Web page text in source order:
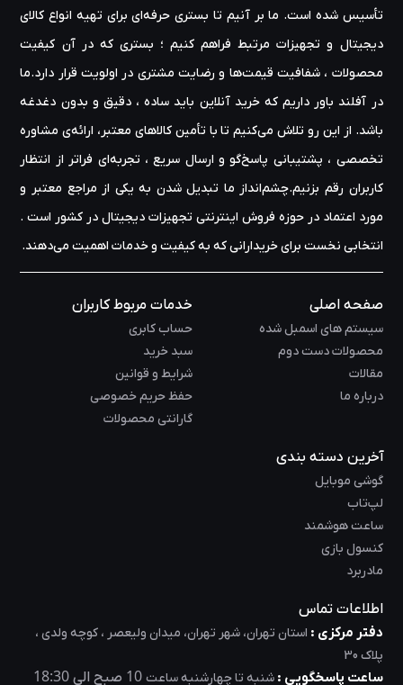
تأسیس شده است. ما بر آنیم تا بستری حرفه‌ای برای تهیه‌ انواع کالای
دیجیتال و تجهیزات مرتبط فراهم کنیم ؛ بستری که در آن کیفیت
محصولات ، شفافیت قیمت‌ها و رضایت مشتری در اولویت قرار دارد.ما
در آفلند باور داریم که خرید آنلاین باید ساده ، دقیق و بدون دغدغه
باشد. از این رو تلاش می‌کنیم تا با تأمین کالاهای معتبر، ارائه‌ی مشاوره‌
تخصصی ، پشتیبانی پاسخ‌گو و ارسال سریع ، تجربه‌ای فراتر از انتظار
کاربران رقم بزنیم.چشم‌انداز ما تبدیل شدن به یکی از مراجع معتبر و
مورد اعتماد در حوزه‌ فروش اینترنتی تجهیزات دیجیتال در کشور است .
انتخابی نخست برای خریدارانی که به کیفیت و خدمات اهمیت می‌دهند.
صفحه اصلی
سیستم های اسمبل شده
محصولات دست دوم
مقالات
درباره ما
خدمات مربوط کاربران
حساب کابری
سبد خرید
شرایط و قوانین
حفظ حریم خصوصی
گارانتی محصولات
آخرین دسته بندی
گوشی موبایل
لپ‌تاب
ساعت هوشمند
کنسول بازی
مادربرد
اطلاعات تماس
دفتر مرکزی : استان تهران، شهر تهران، میدان ولیعصر ، کوچه ولدی ،
پلاک 30
ساعت پاسخگویی : شنبه تا چهارشنبه ساعت 10 صبح الی18:30